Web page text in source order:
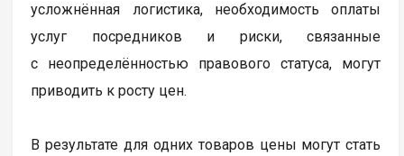
усложнённая логистика, необходимость оплаты
услуг посредников и риски, связанные
с неопределённостью правового статуса, могут
приводить к росту цен.
В результате для одних товаров цены могут стать